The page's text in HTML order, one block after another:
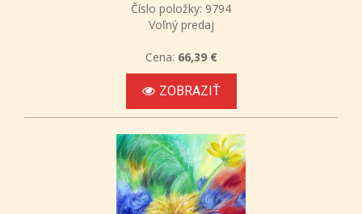
Číslo položky: 9794
Voľný predaj
Cena: 66,39 €
ZOBRAZIŤ